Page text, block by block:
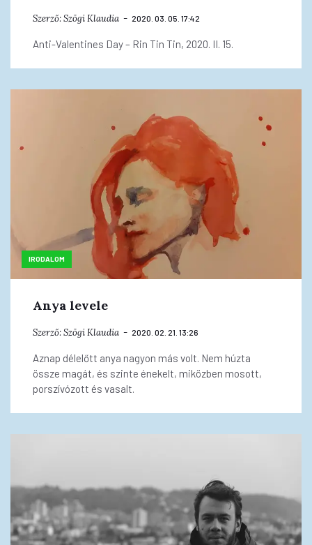
Szerző:Szögi Klaudia 2020. 03. 05. 17:42
Anti-Valentines Day – Rin Tin Tin, 2020. II. 15.
IRODALOM
Anya levele
Szerző:Szögi Klaudia 2020. 02. 21. 13:26
Aznap délelőtt anya nagyon más volt. Nem húzta
össze magát, és szinte énekelt, miközben mosott,
porszívózott és vasalt.